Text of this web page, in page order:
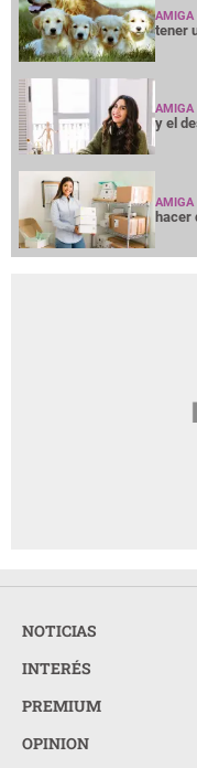
AMIGA
tener
AMIGA
y el
AMIGA
hacer
NOTICIAS
INTERÉS
PREMIUM
OPINION